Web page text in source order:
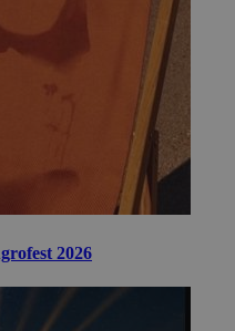
2026